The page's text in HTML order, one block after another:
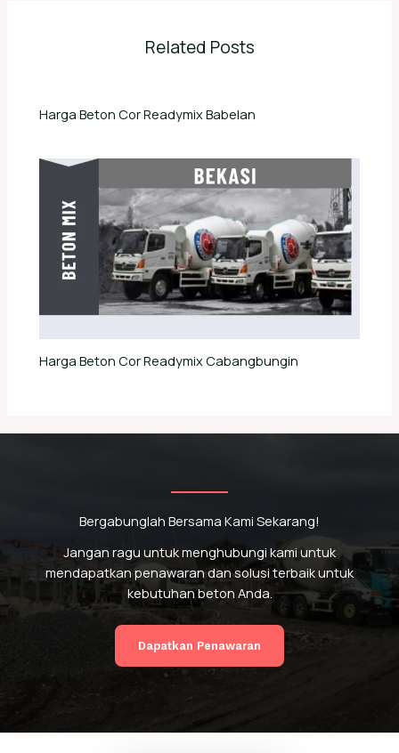
Related Posts
Harga Beton Cor Readymix Babelan
Harga Beton Cor Readymix Cabangbungin
Bergabunglah Bersama Kami Sekarang!
Jangan ragu untuk menghubungi kami untuk
mendapatkan penawaran dan solusi terbaik untuk
kebutuhan beton Anda.
Dapatkan Penawaran
Hai, Saya Mau Pesan Beton Ready Mix
081324703431
Marketing
087742791536